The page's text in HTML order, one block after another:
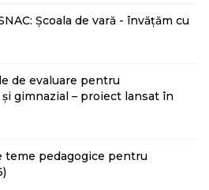
Școala de vară - învățăm cu
de evaluare pentru
gimnazial – proiect lansat în
teme pedagogice pentru